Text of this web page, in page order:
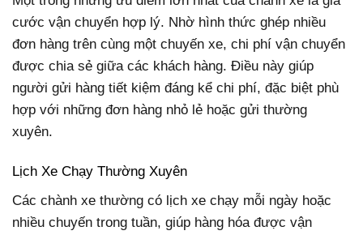
cước vận chuyển hợp lý. Nhờ hình thức ghép nhiều
đơn hàng trên cùng một chuyến xe, chi phí vận chuyển
được chia sẻ giữa các khách hàng. Điều này giúp
người gửi hàng tiết kiệm đáng kể chi phí, đặc biệt phù
hợp với những đơn hàng nhỏ lẻ hoặc gửi thường
xuyên.
Lịch Xe Chạy Thường Xuyên
Các chành xe thường có lịch xe chạy mỗi ngày hoặc
nhiều chuyến trong tuần, giúp hàng hóa được vận